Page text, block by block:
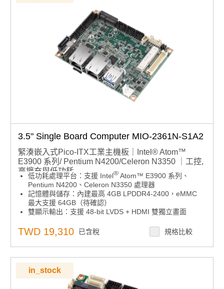
3.5" Single Board Computer MIO-2361N-S1A2
緊湊嵌入式Pico-ITX工業主機板｜Intel® Atom™
E3900 系列/ Pentium N4200/Celeron N3350 ｜工控,
高擴充與低功耗
低功耗處理平台：支援 Intel®Atom™ E3900 系列、
Pentium N4200、Celeron N3350 處理器
記憶體與儲存：內建最高 4GB LPDDR4-2400，eMMC
最大支援 64GB（待確認）
雙顯示輸出：支援 48-bit LVDS + HDMI 雙獨立畫面
mPCIe 模組
豐富 I/O 接口：內建雙 GbE、USB 3.0、2 x RS-
232/422/485，支援 12/24V DC 輸入
軟體平台整合：支援 iManager、SUSI APIs、WISE-
DeviceOn 與 Edge AI Suite
TWD 19,310 已含稅 規格比較
in_stock